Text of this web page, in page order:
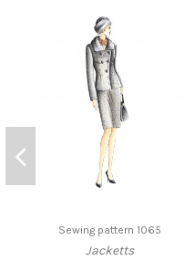
Sewing pattern 1065
Jacketts